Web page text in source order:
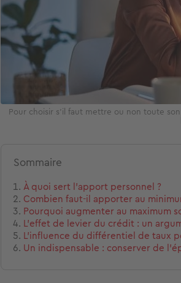
Pour choisir s'il faut mettre ou non toute
Sommaire
À quoi sert l’apport personnel ?
Combien faut-il apporter au
Pourquoi augmenter au maximum
L’effet de levier du crédit : un
L’influence du différentiel de taux
Un indispensable : conserver de